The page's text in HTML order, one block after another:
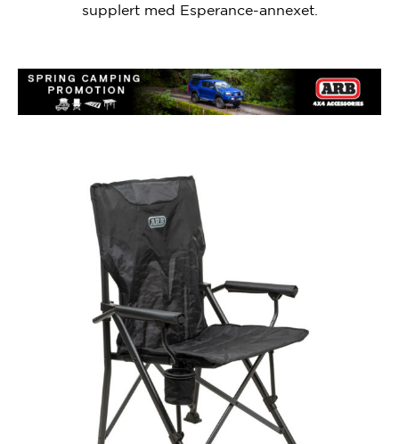
supplert med Esperance-annexet.